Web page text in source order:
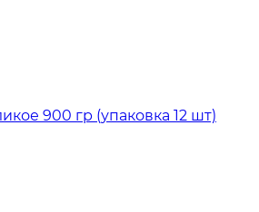
900 гр (упаковка 12 шт)